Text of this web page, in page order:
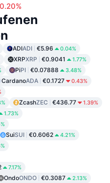
0.20%
ADIADI €5.96 0.04%
XRPXRP €0.9041 1.77%
PiPI €0.07888 3.48%
CardanoADA €0.1727 0.43%
ZcashZEC €436.77 1.39%
1.73%
SuiSUI €0.6062 4.21%
7.17%
OndoONDO €0.3087 2.13%